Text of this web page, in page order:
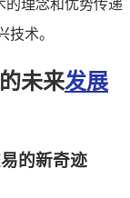
的理念和优势传递
技术。
未来发展
的新奇迹